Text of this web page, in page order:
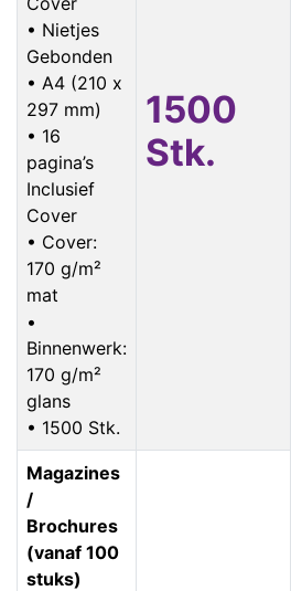
• Nietjes
Gebonden
• A4 (210 x
297 mm)
• 16
pagina’s
Inclusief
Cover
• Cover:
170 g/m²
mat
•
Binnenwerk:
170 g/m²
glans
• 1500 Stk.
1500
Stk.
Magazines
/
Brochures
(vanaf 100
stuks)